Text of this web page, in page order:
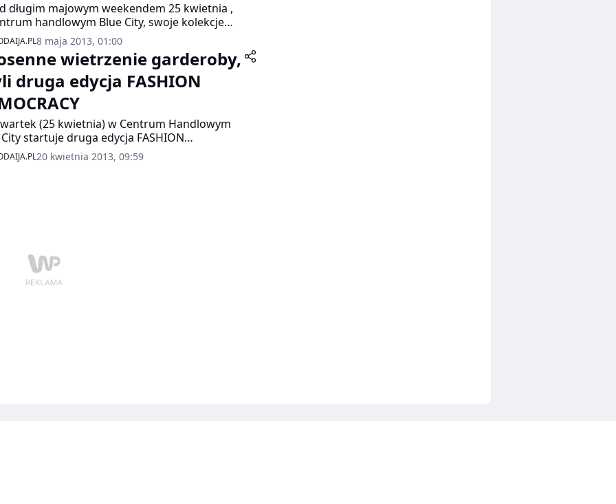
długim majowym weekendem 25 kwietnia ,
handlowym Blue City, swoje kolekcje
zdolni, polscy twórcy. Ponad 60
ubrań, biżuterii i akcesoriów było nie
dla wszystkich miłośników naszej
branży modowej! Kolekcje sygnowane
nazwiskami dały wszystkim uczestnikom
okazję na to, by odświeżyć swoją
ale także prześledzić najmodniejsze
tej WIOSNY!
8 maja 2013, 01:00
wietrzenie garderoby,
druga edycja FASHION
(25 kwietnia) w Centrum Handlowym
startuje druga edycja FASHION
To wyjątkowa okazja, by upolować
zestawy ubrań oraz akcesoriów od
20 kwietnia 2013, 09:59